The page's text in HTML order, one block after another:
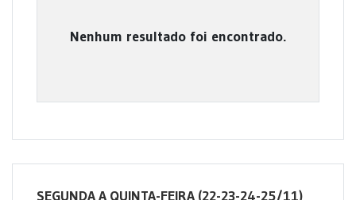
Nenhum resultado foi encontrado.
SEGUNDA A QUINTA-FEIRA (22-23-24-25/11)